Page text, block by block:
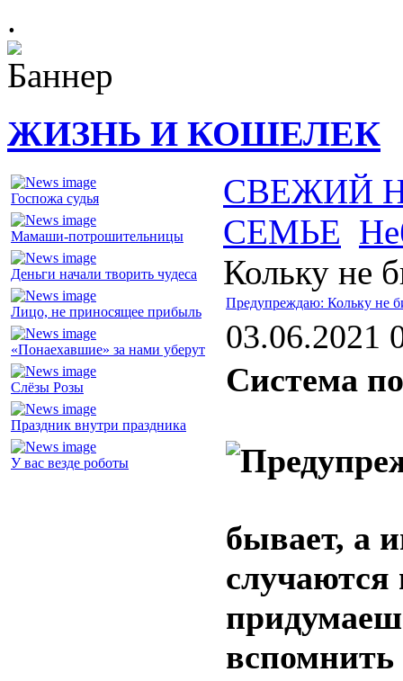
.
ЖИЗНЬ И КОШЕЛЕК
Госпожа судья
Мамаши-потрошительницы
Деньги начали творить чудеса
Лицо, не приносящее прибыль
«Понаехавшие» за нами уберут
Слёзы Розы
Праздник внутри праздника
У вас везде роботы
СВЕЖИЙ
СЕМЬЕ
Кольку не
Предупреждаю: Кольку не
03.06.2021
Система
бывает, а